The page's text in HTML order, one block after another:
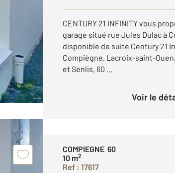
CENTURY 21 INFINITY vous
garage situé rue Jules Dulac à
disponible de suite Century 21
Compiègne, Lacroix-saint-
et Senlis, 60 ...
Voir le
COMPIEGNE 60
10 m2
Ref : 17617